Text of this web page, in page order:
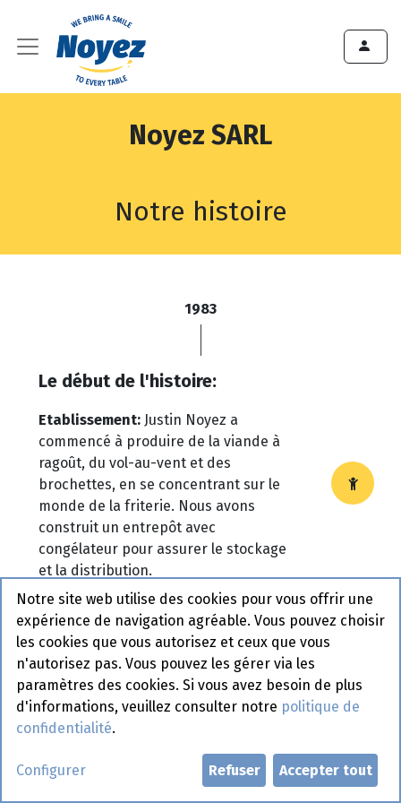
Noyez SARL
Notre histoire
1983
Le début de l'histoire:
Etablissement: Justin Noyez a
commencé à produire de la viande à
ragoût, du vol-au-vent et des
brochettes, en se concentrant sur le
monde de la friterie. Nous avons
construit un entrepôt avec
congélateur pour assurer le stockage
et la distribution.
1990
Nouvelles étapes
rejoint l'entreprise, ce qui a entraîné
une croissance importante. Wim s'est
occupé principalement des ventes.
Notre site web utilise des cookies pour vous offrir une
expérience de navigation agréable. Vous pouvez choisir
les cookies que vous autorisez et ceux que vous
n'autorisez pas. Vous pouvez les gérer via les
paramètres des cookies. Si vous avez besoin de plus
d'informations, veuillez consulter notre politique de
confidentialité.
Configurer Refuser Accepter tout